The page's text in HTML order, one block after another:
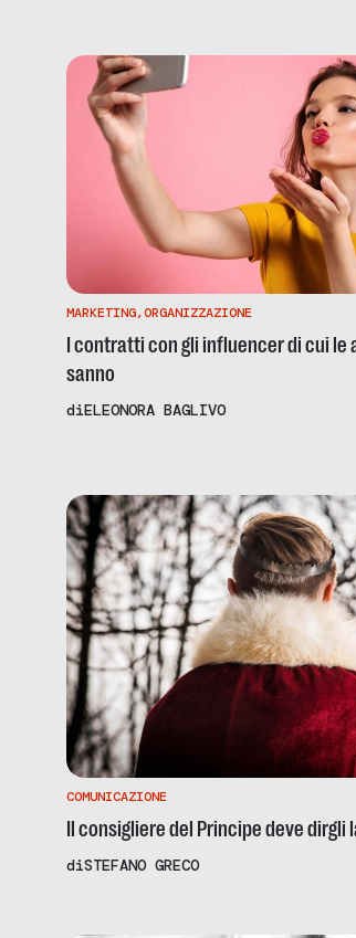
MARKETING,ORGANIZZAZIONE
I contratti con gli influencer di cui le
sanno
diELEONORA BAGLIVO
COMUNICAZIONE
Il consigliere del Principe deve dirgli
diSTEFANO GRECO